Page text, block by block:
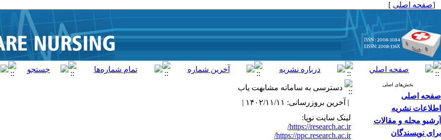
[صفحه اصلی ]
بخش‌های اصلی
صفحه اصلی
اطلاعات نشریه
آرشیو مجله و مقالات
برای نویسندگان
دسترسی به سامانه مشابهت یاب
| آخرین بروزرسانی: ۱۴۰۲/۱۱/۱۱ |
لینک سایت نوپا:
https://research.ac.ir/
https://ppc.research.ac.ir/